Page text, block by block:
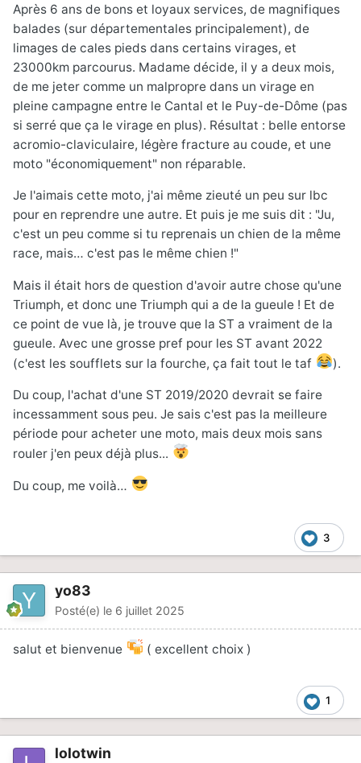
Après 6 ans de bons et loyaux services, de magnifiques
balades (sur départementales principalement), de
limages de cales pieds dans certains virages, et
23000km parcourus. Madame décide, il y a deux mois,
de me jeter comme un malpropre dans un virage en
pleine campagne entre le Cantal et le Puy-de-Dôme (pas
si serré que ça le virage en plus). Résultat : belle entorse
acromio-claviculaire, légère fracture au coude, et une
moto "économiquement" non réparable.
Je l'aimais cette moto, j'ai même zieuté un peu sur lbc
pour en reprendre une autre. Et puis je me suis dit : "Ju,
c'est un peu comme si tu reprenais un chien de la même
race, mais… c'est pas le même chien !"
Mais il était hors de question d'avoir autre chose qu'une
Triumph, et donc une Triumph qui a de la gueule ! Et de
ce point de vue là, je trouve que la ST a vraiment de la
gueule. Avec une grosse pref pour les ST avant 2022
(c'est les soufflets sur la fourche, ça fait tout le taf
).
Du coup, l'achat d'une ST 2019/2020 devrait se faire
incessamment sous peu. Je sais c'est pas la meilleure
période pour acheter une moto, mais deux mois sans
rouler j'en peux déjà plus...
Du coup, me voilà…
3
yo83
Posté(e) le 6 juillet 2025
salut et bienvenue ( excellent choix )
1
lolotwin